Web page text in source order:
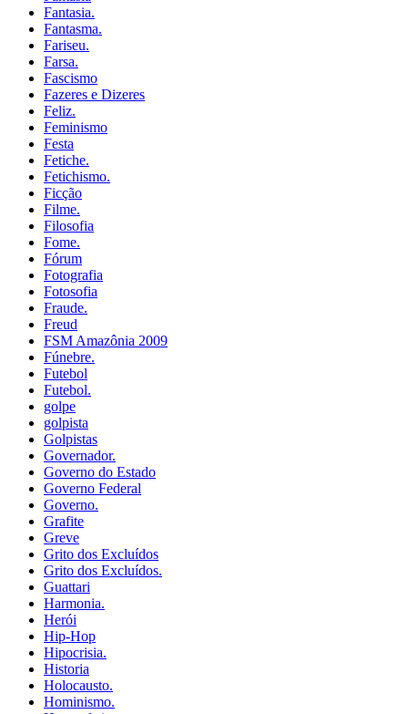
Fantasia.
Fantasma.
Fariseu.
Farsa.
Fascismo
Fazeres e Dizeres
Feliz.
Feminismo
Festa
Fetiche.
Fetichismo.
Ficção
Filme.
Filosofia
Fome.
Fórum
Fotografia
Fotosofia
Fraude.
Freud
FSM Amazônia 2009
Fúnebre.
Futebol
Futebol.
golpe
golpista
Golpistas
Governador.
Governo do Estado
Governo Federal
Governo.
Grafite
Greve
Grito dos Excluídos
Grito dos Excluídos.
Guattari
Harmonia.
Herói
Hip-Hop
Hipocrisia.
Historia
Holocausto.
Hominismo.